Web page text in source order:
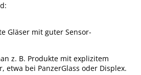
Gläser mit guter Sensor-
z. B. Produkte mit explizitem
etwa bei PanzerGlass oder Displex.